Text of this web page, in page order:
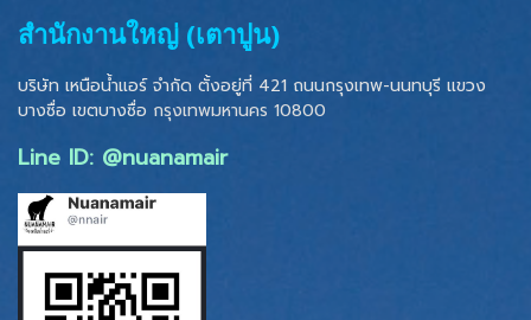
สำนักงานใหญ่ (เตาปูน)
บริษัท เหนือน้ำแอร์ จำกัด ตั้งอยู่ที่ 421 ถนนกรุงเทพ-นนทบุรี แขวง
บางซื่อ เขตบางซื่อ กรุงเทพมหานคร 10800
Line ID: @nuanamair